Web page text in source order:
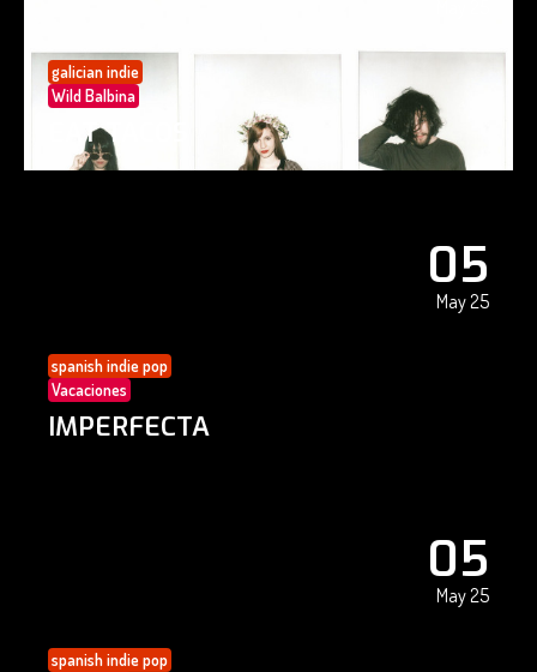
galician indie
Wild Balbina
EAT TACOS
05
May 25
spanish indie pop
Vacaciones
IMPERFECTA
05
May 25
spanish indie pop